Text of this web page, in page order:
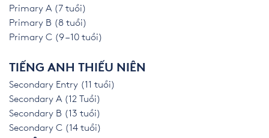
Primary A (7 tuổi)
Primary B (8 tuổi)
Primary C (9 – 10 tuổi)
TIẾNG ANH THIẾU NIÊN
Secondary Entry (11 tuổi)
Secondary A (12 Tuổi)
Secondary B (13 tuổi)
Secondary C (14 tuổi)